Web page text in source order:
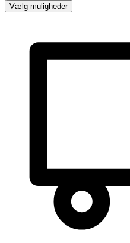
Vælg muligheder